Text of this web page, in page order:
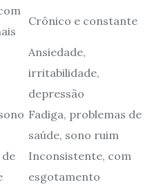
Crônico e constante
Ansiedade,
irritabilidade,
depressão
Fadiga, problemas de
saúde, sono ruim
de
Inconsistente, com
esgotamento